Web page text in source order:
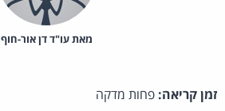
מאת‏ עו"ד דן אור-חוף
זמן קריאה: פחות מדקה